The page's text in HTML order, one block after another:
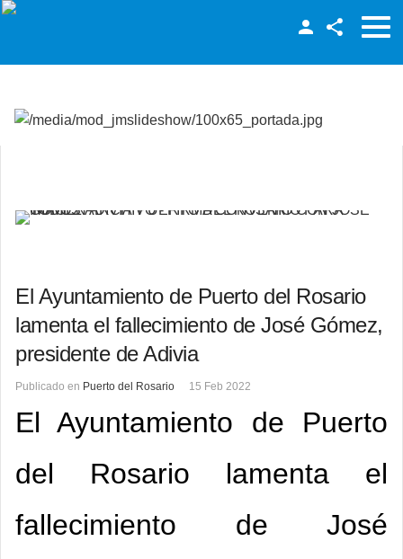
LinkedIn
El Ayuntamiento de Puerto del Rosario
lamenta el fallecimiento de José Gómez,
presidente de Adivia
Publicado en Puerto del Rosario 15 Feb 2022
El Ayuntamiento de Puerto
del Rosario lamenta el
fallecimiento de José